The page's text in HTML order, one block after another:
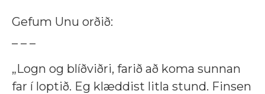
Gefum Unu orðið:
„Logn og blíðviðri, farið að koma sunnan
far í loptið. Eg klæddist litla stund. Finsen